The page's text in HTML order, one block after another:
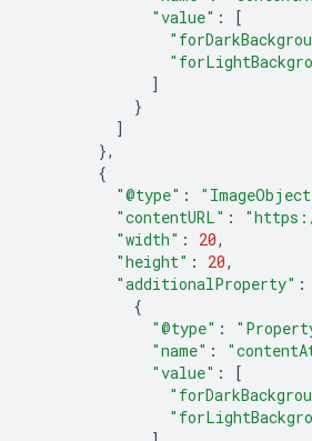
"value" :
[
]
}
]
},
{
"@type" :
"contentURL" :
"width" : 20,
"height" : 20,
"additionalProperty" :
{
"@type" :
"name" :
"value" :
[